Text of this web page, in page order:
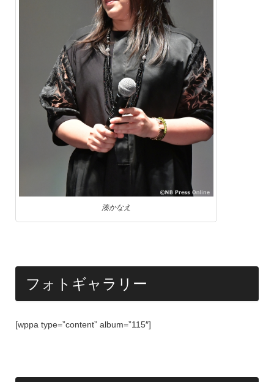
湊かなえ
フォトギャラリー
[wppa type=”content” album=”115″]